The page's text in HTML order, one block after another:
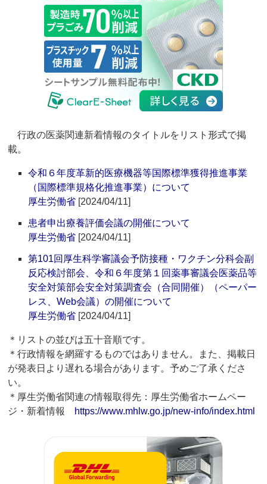
行政の医薬関連新着情報のタイトルをリスト形式で掲
載。
令和６年度革新的医療機器等国際標準獲得推進事業
（国際標準規格化推進事業）について
厚生労働省 [2024/04/11]
患者申出療養評価会議の開催について
厚生労働省 [2024/04/11]
第101回厚生科学審議会予防接種・ワクチン分科会副
反応検討部会、令和６年度第１回薬事審議会医薬品等
安全対策部会安全対策調査会（合同開催）（ペーパー
レス、Web会議）の開催について
厚生労働省 [2024/04/11]
＊リストの並びは五十音順です。
＊行政情報を網羅するものではありません。また、掲載日
が発表日より遅れる場合があります。予めご了承くださ
い。
＊厚生労働省関連の情報取得先：厚生労働省ホームペー
ジ・新着情報 https://www.mhlw.go.jp/new-info/index.html